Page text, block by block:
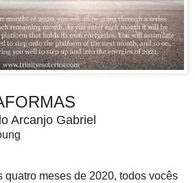
Arcanjo Gabriel
quatro meses de 2020, todos vocês